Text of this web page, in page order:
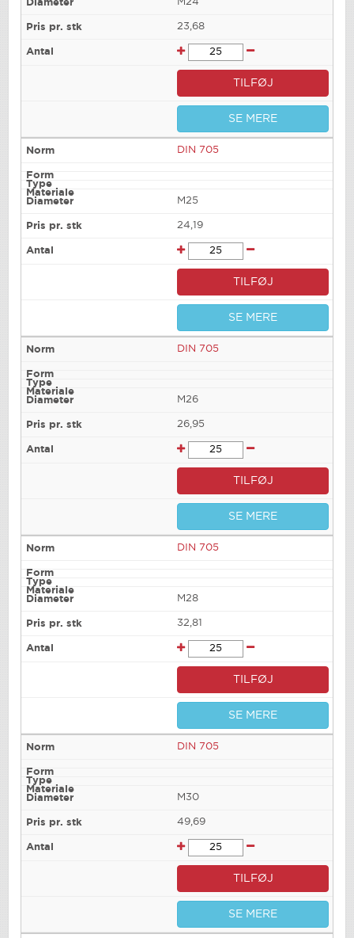
23,68
TILFØJ
SE MERE
DIN 705
M25
24,19
TILFØJ
SE MERE
DIN 705
M26
26,95
TILFØJ
SE MERE
DIN 705
M28
32,81
TILFØJ
SE MERE
DIN 705
M30
49,69
TILFØJ
SE MERE